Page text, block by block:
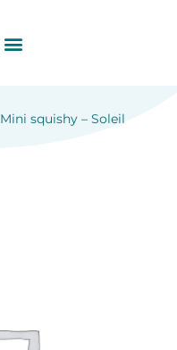
Mini squishy – Soleil